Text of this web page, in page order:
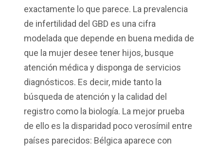
exactamente lo que parece. La prevalencia
de infertilidad del GBD es una cifra
modelada que depende en buena medida de
que la mujer desee tener hijos, busque
atención médica y disponga de servicios
diagnósticos. Es decir, mide tanto la
búsqueda de atención y la calidad del
registro como la biología. La mejor prueba
de ello es la disparidad poco verosímil entre
países parecidos: Bélgica aparece con